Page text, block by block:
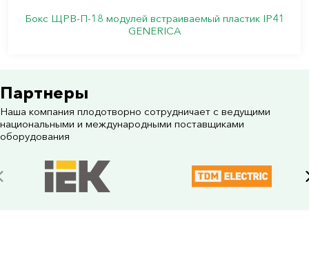
Бокс ЩРВ-П-18 модулей встраиваемый пластик IP41
GENERICA
Партнеры
Наша компания плодотворно сотрудничает с ведущими
национальными и международными поставщиками
оборудования